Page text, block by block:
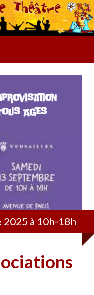
2025 à 10h-18h